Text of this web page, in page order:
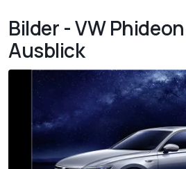
Bilder - VW
Ausblick